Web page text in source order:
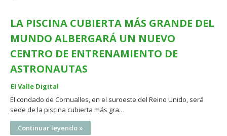
LA PISCINA CUBIERTA MÁS GRANDE DEL
MUNDO ALBERGARÁ UN NUEVO
CENTRO DE ENTRENAMIENTO DE
ASTRONAUTAS
El Valle Digital
El condado de Cornualles, en el suroeste del Reino Unido, será
sede de la piscina cubierta más gra…
Continuar leyendo »